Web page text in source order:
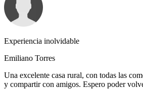
Experiencia inolvidable
Emiliano Torres
Una excelente casa rural, con todas las
y compartir con amigos. Espero poder